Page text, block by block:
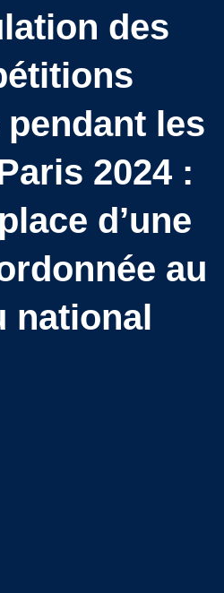
des
les
2024 :
d’une
au
national